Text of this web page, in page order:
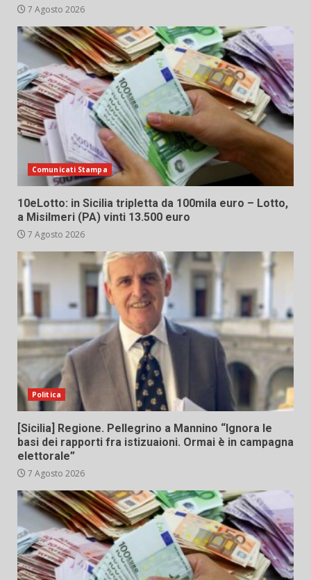
7 Agosto 2026
Comunicati Stampa
10eLotto: in Sicilia tripletta da 100mila euro – Lotto,
a Misilmeri (PA) vinti 13.500 euro
7 Agosto 2026
Politica
[Sicilia] Regione. Pellegrino a Mannino “Ignora le
basi dei rapporti fra istizuaioni. Ormai è in campagna
elettorale”
7 Agosto 2026